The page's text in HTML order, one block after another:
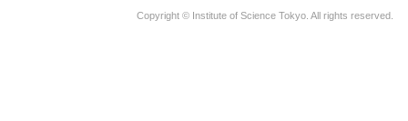
Copyright © Institute of Science Tokyo. All rights reserved.